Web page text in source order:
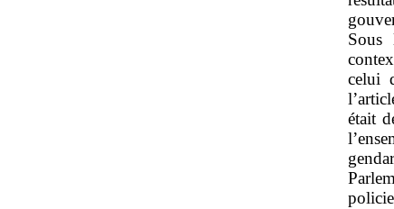
Sous
celui
était